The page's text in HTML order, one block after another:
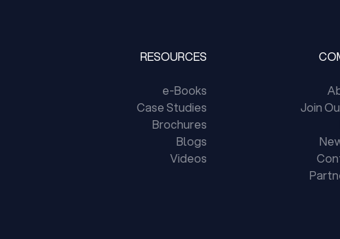
Join
RESOURCES
e-Books
Case Studies
Brochures
Blogs
Videos